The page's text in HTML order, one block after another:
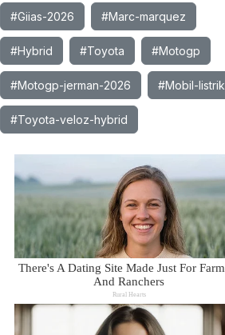
#Giias-2026 #Marc-marquez
#Hybrid #Toyota #Motogp
#Motogp-jerman-2026 #Mobil-listrik
#Toyota-veloz-hybrid